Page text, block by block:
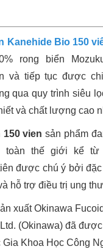
Kanehide Bio 150
rong biển
và tiếp tục được
qua quy trình siêu
và chất lượng cao
vien sản phẩm
toàn thế giới kể
được chú ý bởi
hỗ trợ điều trị ung
xuất Okinawa
(Okinawa) đã
Khoa Học Công